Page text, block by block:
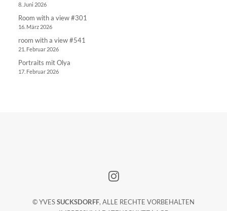
8. Juni 2026
Room with a view #301
16. März 2026
room with a view #541
21. Februar 2026
Portraits mit Olya
17. Februar 2026
© YVESSUCKSDORFF, ALLE RECHTE VORBEHALTEN